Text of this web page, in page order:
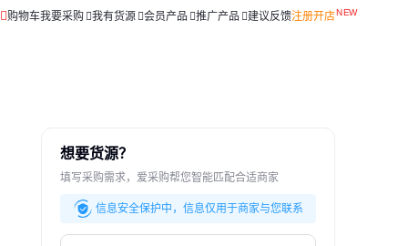
购物车我要采购 我有货源 会员产品 推广产品 建议反馈注册开店
想要货源？
填写采购需求，爱采购帮您智能匹配合适商家
信息安全保护中，信息仅用于商家与您联系